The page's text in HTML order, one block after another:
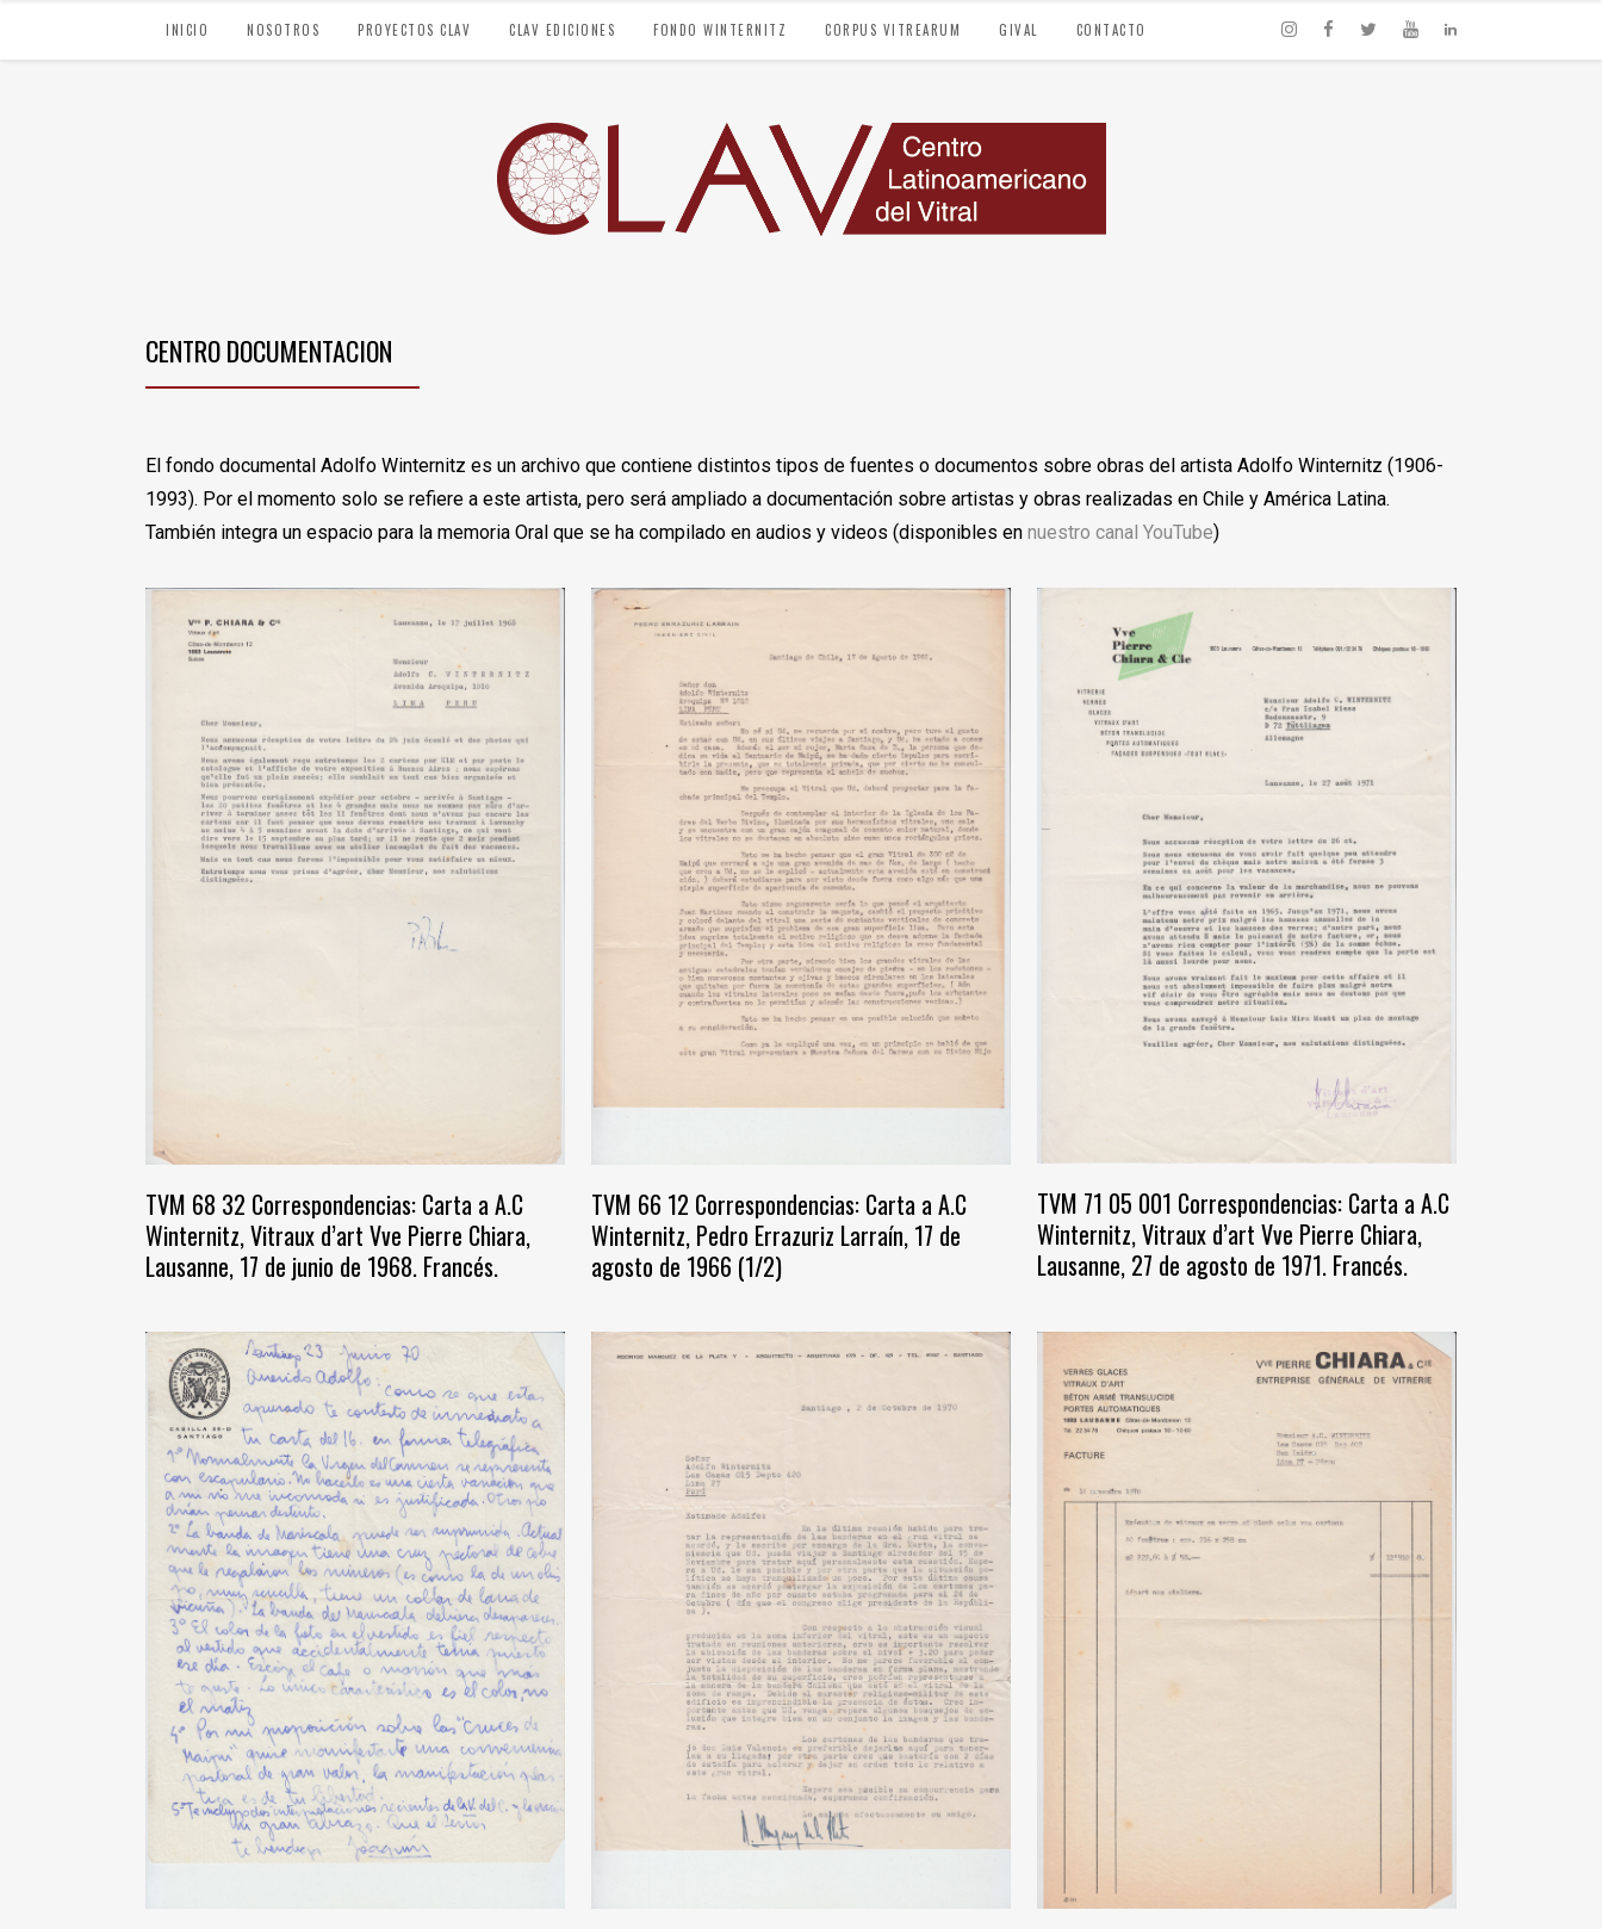
INICIO NOSOTROS PROYECTOS CLAV CLAV EDICIONES FONDO WINTERNITZ CORPUS VITREARUM GIVAL CONTACTO
CENTRO DOCUMENTACION
El fondo documental Adolfo Winternitz es un archivo que contiene distintos tipos de fuentes o documentos sobre obras del artista Adolfo Winternitz (1906-
1993). Por el momento solo se refiere a este artista, pero será ampliado a documentación sobre artistas y obras realizadas en Chile y América Latina.
También integra un espacio para la memoria Oral que se ha compilado en audios y videos (disponibles en nuestro canal YouTube)
TVM 68 32 Correspondencias: Carta a A.C
Winternitz, Vitraux d’art Vve Pierre Chiara,
Lausanne, 17 de junio de 1968. Francés.
TVM 66 12 Correspondencias: Carta a A.C
Winternitz, Pedro Errazuriz Larraín, 17 de
agosto de 1966 (1/2)
TVM 71 05 001 Correspondencias: Carta a A.C
Winternitz, Vitraux d’art Vve Pierre Chiara,
Lausanne, 27 de agosto de 1971. Francés.